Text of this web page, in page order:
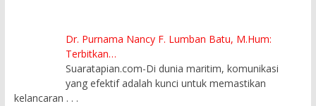
Dr. Purnama Nancy F. Lumban Batu, M.Hum:
Terbitkan…
Suaratapian.com-Di dunia maritim, komunikasi
yang efektif adalah kunci untuk memastikan
kelancaran . . .